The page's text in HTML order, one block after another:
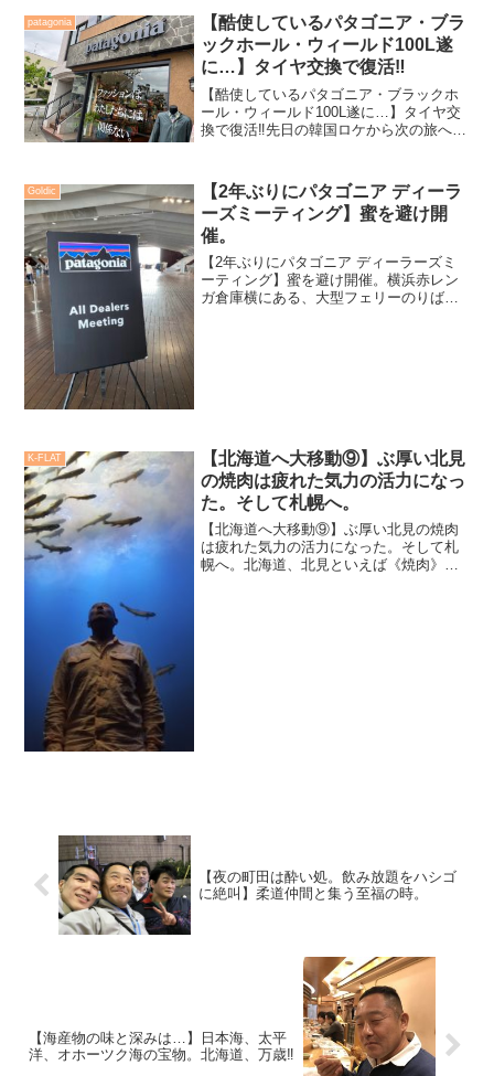
「グレー...
patagonia
【酷使しているパタゴニア・ブラ
ックホール・ウィールド100L遂
に…】タイヤ交換で復活‼️
【酷使しているパタゴニア・ブラックホ
ール・ウィールド100L遂に…】タイヤ交
換で復活‼️先日の韓国ロケから次の旅へ、
手を握り、動かしてみる。「ん⁉️」ゴトゴ
トと振動が伝...
Goldic
【2年ぶりにパタゴニア ディーラ
ーズミーティング】蜜を避け開
催。
【2年ぶりにパタゴニア ディーラーズミ
ーティング】蜜を避け開催。横浜赤レン
ガ倉庫横にある、大型フェリーのりば
K-FLAT
【北海道へ大移動⑨】ぶ厚い北見
の焼肉は疲れた気力の活力になっ
た。そして札幌へ。
【北海道へ大移動⑨】ぶ厚い北見の焼肉
は疲れた気力の活力になった。そして札
幌へ。北海道、北見といえば《焼肉》。
【夜の町田は酔い処。飲み放題をハシゴ
に絶叫】柔道仲間と集う至福の時。
【海産物の味と深みは…】日本海、太平
洋、オホーツク海の宝物。北海道、万歳‼️